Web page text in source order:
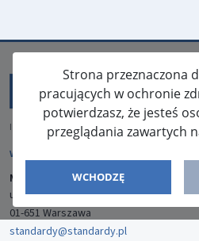
Strona przeznaczona
pracujących w ochronie
potwierdzasz, że jesteś
przeglądania zawartych
WCHODZĘ
ISSN: 2080-5438
WYDAWCA
Media-Press Sp. z o.o.
ul. Gwiaździsta 7B/8
01-651 Warszawa
standardy@standardy.pl